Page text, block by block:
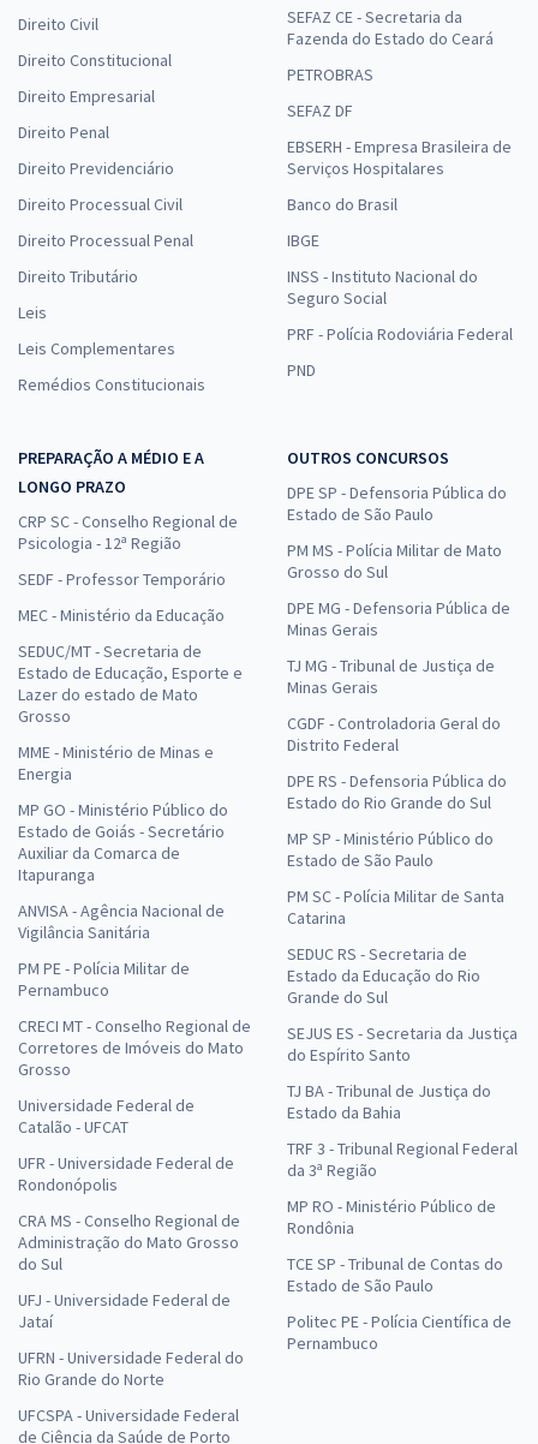
MP ES - Ministério Público do Estado do Espírito Santo -
Conhecimentos Específicos Para o Cargo de Agente Técnico -
Assistente Social com a Equipe Gran
à vista
R$25,52
Economize R$ 76,56 (-20%)
Comprar
MP ES - Ministério Público do Estado do Espírito Santo -
R$25,52
Economize R$ 76,56 (-20%)
Comprar
MP ES - Ministério Público do Estado do Espírito Santo - Agente
Técnico - Desenvolvedor (Módulo Especial)
R$ 303,84
à vista
R$25,32
Economize R$ 75,96 (-20%)
Comprar
MP ES - Ministério Público do Estado do Espírito Santo - Analista de
Sistemas
R$ 303,84
ou 12x de
R$25,32
Comprar
MP ES - Ministério Público do Estado do Espírito Santo -
Conhecimentos Específicos para Analista de Sistemas
R$ 263,84
à vista
R$21,99
Economize R$ 65,96 (-20%)
Direito Civil
Direito Constitucional
Direito Empresarial
Direito Penal
Direito Previdenciário
Direito Processual Civil
Direito Processual Penal
Direito Tributário
Leis
Leis Complementares
Remédios Constitucionais
SEFAZ CE - Secretaria da
Fazenda do Estado do Ceará
PETROBRAS
SEFAZ DF
EBSERH - Empresa Brasileira de
Serviços Hospitalares
Banco do Brasil
IBGE
INSS - Instituto Nacional do
Seguro Social
PRF - Polícia Rodoviária Federal
PND
PREPARAÇÃO A MÉDIO E A
LONGO PRAZO
CRP SC - Conselho Regional de
Psicologia - 12ª Região
SEDF - Professor Temporário
MEC - Ministério da Educação
SEDUC/MT - Secretaria de
Estado de Educação, Esporte e
Lazer do estado de Mato
Grosso
MME - Ministério de Minas e
Energia
MP GO - Ministério Público do
Estado de Goiás - Secretário
Auxiliar da Comarca de
Itapuranga
ANVISA - Agência Nacional de
Vigilância Sanitária
PM PE - Polícia Militar de
Pernambuco
CRECI MT - Conselho Regional de
Corretores de Imóveis do Mato
Grosso
Universidade Federal de
Catalão - UFCAT
UFR - Universidade Federal de
Rondonópolis
CRA MS - Conselho Regional de
Administração do Mato Grosso
do Sul
UFJ - Universidade Federal de
Jataí
UFRN - Universidade Federal do
Rio Grande do Norte
UFCSPA - Universidade Federal
de Ciência da Saúde de Porto
OUTROS CONCURSOS
DPE SP - Defensoria Pública do
Estado de São Paulo
PM MS - Polícia Militar de Mato
Grosso do Sul
DPE MG - Defensoria Pública de
Minas Gerais
TJ MG - Tribunal de Justiça de
Minas Gerais
CGDF - Controladoria Geral do
Distrito Federal
DPE RS - Defensoria Pública do
Estado do Rio Grande do Sul
MP SP - Ministério Público do
Estado de São Paulo
PM SC - Polícia Militar de Santa
Catarina
SEDUC RS - Secretaria de
Estado da Educação do Rio
Grande do Sul
SEJUS ES - Secretaria da Justiça
do Espírito Santo
TJ BA - Tribunal de Justiça do
Estado da Bahia
TRF 3 - Tribunal Regional Federal
da 3ª Região
MP RO - Ministério Público de
Rondônia
TCE SP - Tribunal de Contas do
Estado de São Paulo
Politec PE - Polícia Científica de
Pernambuco